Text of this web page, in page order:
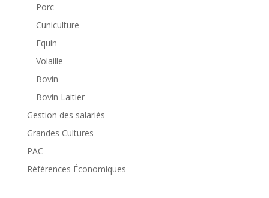
Porc
Cuniculture
Equin
Volaille
Bovin
Bovin Laitier
Gestion des salariés
Grandes Cultures
PAC
Références Économiques